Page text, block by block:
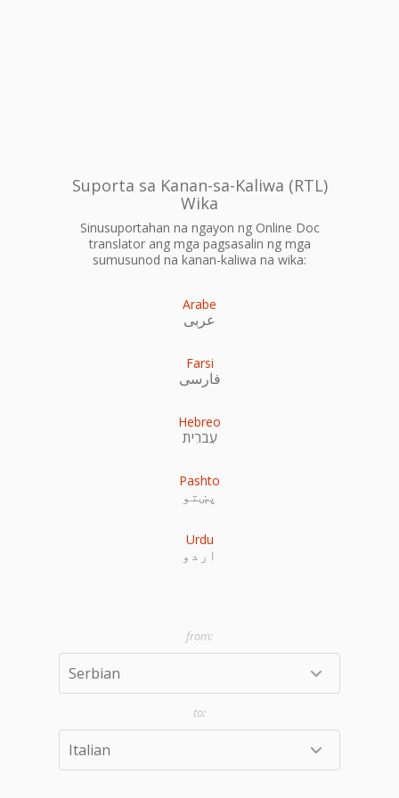
Suporta sa Kanan-sa-Kaliwa (RTL)
Wika
Sinusuportahan na ngayon ng Online Doc
translator ang mga pagsasalin ng mga
sumusunod na kanan-kaliwa na wika:
Arabe
عربى
Farsi
فارسی
Hebreo
עִברִית
Pashto
پښتو
Urdu
اردو